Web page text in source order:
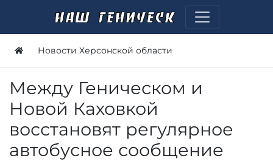
Новости Херсонской области
Между Геническом и
Новой Каховкой
восстановят регулярное
автобусное сообщение